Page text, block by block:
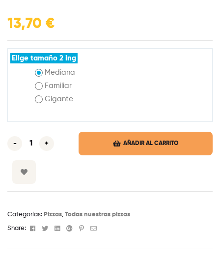
13,70 €
Elige tamaño 2 ing
Mediana
Familiar
Gigante
- + AÑADIR AL CARRITO
Categorías: Pizzas, Todas nuestras pizzas
Share: Facebook
TwitterLinkedinGoogle+Pinterest
Email